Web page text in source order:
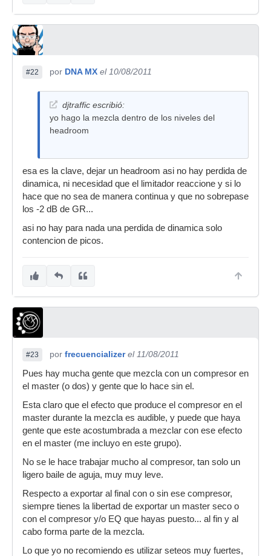
#22 por DNA MX el 10/08/2011
djtraffic escribió:
yo hago la mezcla dentro de los niveles del
headroom
esa es la clave, dejar un headroom asi no hay perdida de
dinamica, ni necesidad que el limitador reaccione y si lo
hace que no sea de manera continua y que no sobrepase
los -2 dB de GR...
asi no hay para nada una perdida de dinamica solo
contencion de picos.
#23 por frecuencializer el 11/08/2011
Pues hay mucha gente que mezcla con un compresor en
el master (o dos) y gente que lo hace sin el.
Esta claro que el efecto que produce el compresor en el
master durante la mezcla es audible, y puede que haya
gente que este acostumbrada a mezclar con ese efecto
en el master (me incluyo en este grupo).
No se le hace trabajar mucho al compresor, tan solo un
ligero baile de aguja, muy muy leve.
Respecto a exportar al final con o sin ese compresor,
siempre tienes la libertad de exportar un master seco o
con el compresor y/o EQ que hayas puesto... al fin y al
cabo forma parte de la mezcla.
Lo que yo no recomiendo es utilizar seteos muy fuertes,